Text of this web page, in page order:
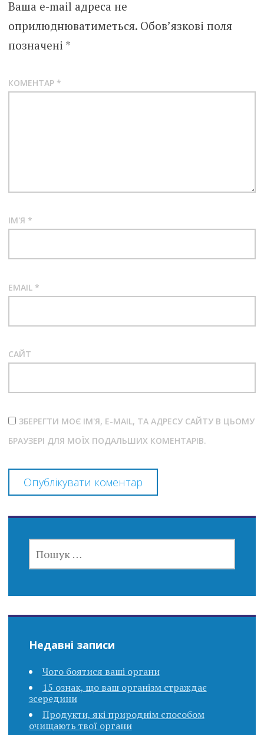
Ваша e-mail адреса не
оприлюднюватиметься. Обов’язкові поля
позначені *
КОМЕНТАР *
ІМ'Я *
EMAIL *
САЙТ
ЗБЕРЕГТИ МОЄ ІМ'Я, E-MAIL, ТА АДРЕСУ САЙТУ В ЦЬОМУ
БРАУЗЕРІ ДЛЯ МОЇХ ПОДАЛЬШИХ КОМЕНТАРІВ.
Недавні записи
Чого боятися ваші органи
15 ознак, що ваш організм страждає
зсередини
Продукти, які природнім способом
очищають твої органи